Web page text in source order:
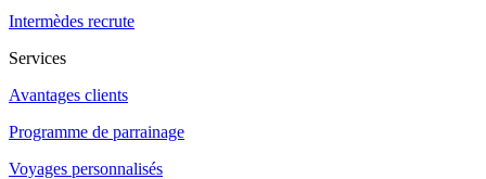
Intermèdes recrute
Services
Avantages clients
Programme de parrainage
Voyages personnalisés